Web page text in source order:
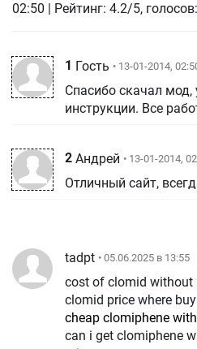
02:50
| Рейтинг: 4.2/5, голосов:
1 Гость • 13-01-2014,
Спасибо скачал мод,
инструкции. Все
2 Андрей • 13-01-2014,
Отличный сайт,
tadpt • 05.06.2025 в 13:55
cost of clomid without
clomid price where
cheap clomiphene
can i get clomiphene